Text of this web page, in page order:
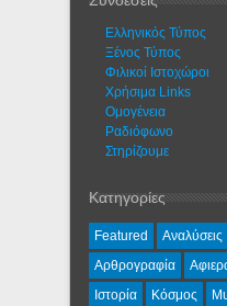
Ελληνικός Τύπος
Ξένος Τύπος
Φιλικοί Ιστοχώροι
Χρήσιμα Links
Ομογένεια
Ραδιόφωνο
Στηρίζουμε
Κατηγορίες
Featured Αναλύσεις
Αρθρογραφία
Ιστορία
Κόσμος